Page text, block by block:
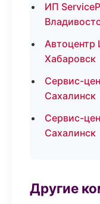
ИП
Хабаровск
Сервис-
Сахалинск
Сервис-
Сахалинск
Другие